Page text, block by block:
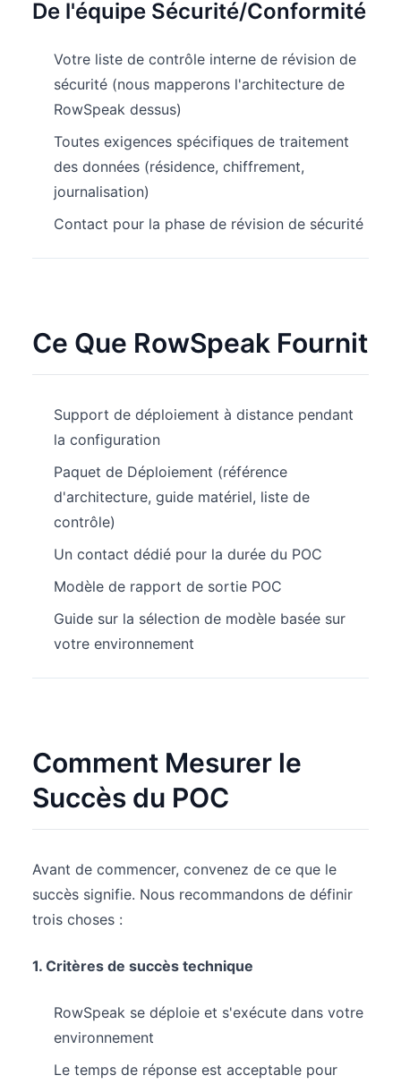
De l'équipe Sécurité/Conformité
Votre liste de contrôle interne de révision de
sécurité (nous mapperons l'architecture de
RowSpeak dessus)
Toutes exigences spécifiques de traitement
des données (résidence, chiffrement,
journalisation)
Contact pour la phase de révision de sécurité
Ce Que RowSpeak Fournit
Support de déploiement à distance pendant
la configuration
Paquet de Déploiement (référence
d'architecture, guide matériel, liste de
contrôle)
Un contact dédié pour la durée du POC
Modèle de rapport de sortie POC
Guide sur la sélection de modèle basée sur
votre environnement
Comment Mesurer le
Succès du POC
Avant de commencer, convenez de ce que le
succès signifie. Nous recommandons de définir
trois choses :
1. Critères de succès technique
RowSpeak se déploie et s'exécute dans votre
environnement
Le temps de réponse est acceptable pour